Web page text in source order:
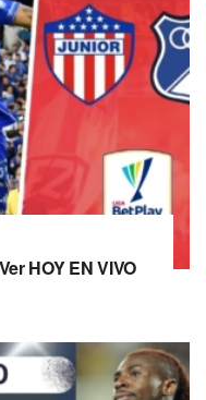
HOY EN VIVO